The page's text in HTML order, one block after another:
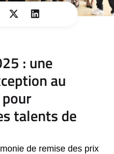
: une
au
talents de
de remise des prix